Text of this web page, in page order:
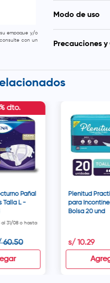
empaque y/o
con un
Talla: M.
Pañal
Sistema de
Distribuye
Modo de uso
agua y jabón,
las tiras
Precauciones
Pañal
Talla L -
al 31/08 o hasta
60.50
dto.
Plenitud
para
Bolsa 20 und
s/ 10.29